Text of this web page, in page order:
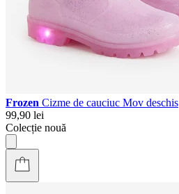
Frozen Cizme de cauciuc Mov deschis
99,90 lei
Colecție nouă